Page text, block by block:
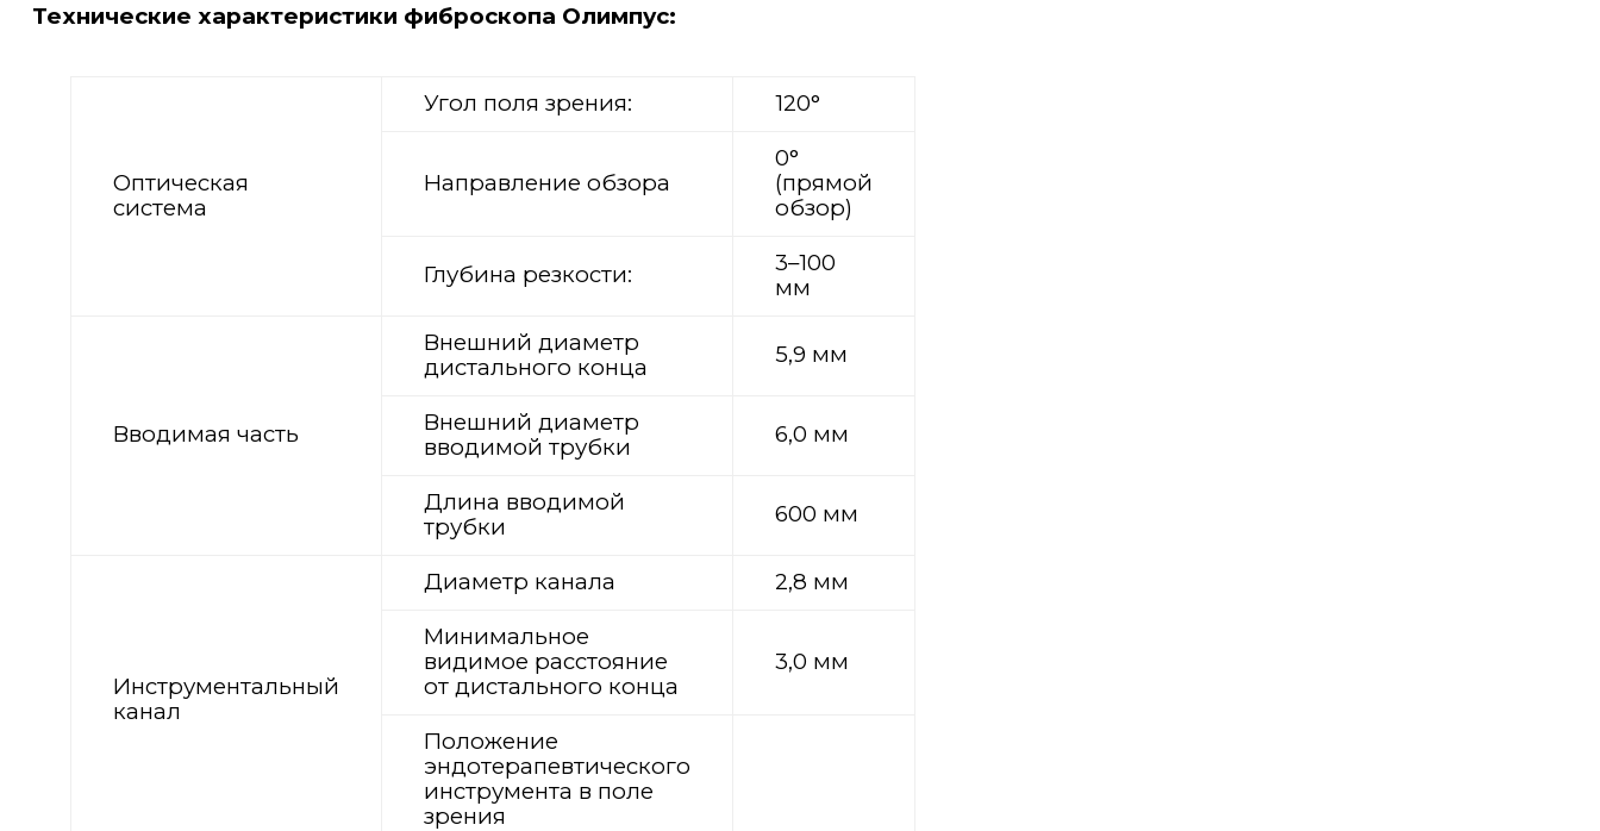
Технические характеристики фиброскопа Олимпус:
Оптическая
система
Угол поля зрения: 120°
Направление обзора
0°
(прямой
обзор)
Глубина резкости:
3–100
мм
Вводимая часть
Внешний диаметр
дистального конца
5,9 мм
Внешний диаметр
вводимой трубки
6,0 мм
Длина вводимой
трубки
600 мм
Инструментальный
канал
Диаметр канала
2,8 мм
Минимальное
видимое расстояние
от дистального конца
3,0 мм
Положение
эндотерапевтического
инструмента в поле
зрения